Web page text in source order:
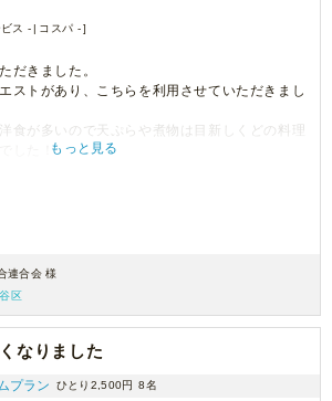
ス - コスパ -
だきました。
ストがあり、こちらを利用させていただきまし
食が多いので天ぷらや煮物は目新しくどの料理
した！
お皿に乗っていたので、飾りに枝豆は乗ってい
真っ黒で目立たなかった（？）のか、売れ行き
も美味しかったので、残ってしまったのが残念
白い紙ナプキンでも敷いたら良かったのになー
もっと見る
連合会 様
区
なりました
プラン ひとり2,500円 8名